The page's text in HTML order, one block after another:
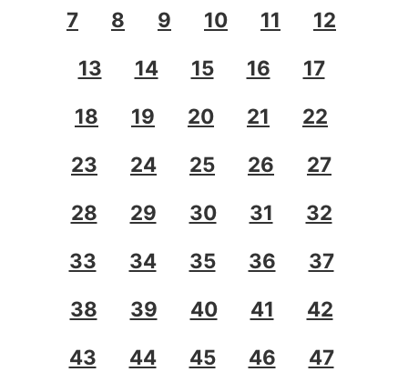
7
8 9 10 11
12
13
14 15 16
17
18
19 20 21
22
23
24 25 26
27
28
29 30 31
32
33
34 35 36
37
38
39 40 41
42
43
44 45 46
47